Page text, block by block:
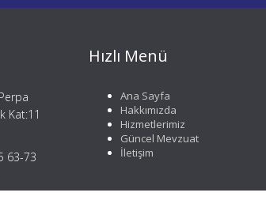
Kat:11
63-73
Hızlı Menü
Ana Sayfa
Hakkımızda
Hizmetlerimiz
Güncel Mevzuat
İletişim